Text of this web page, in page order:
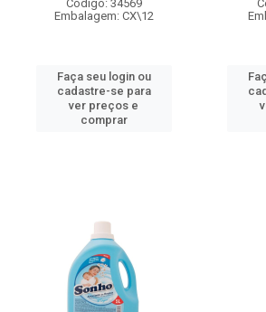
Código: 34569
Embalagem: CX\12
Faça seu login ou
cadastre-se para
ver preços e
comprar